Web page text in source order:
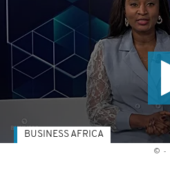
© -
BUSINESS AFRICA